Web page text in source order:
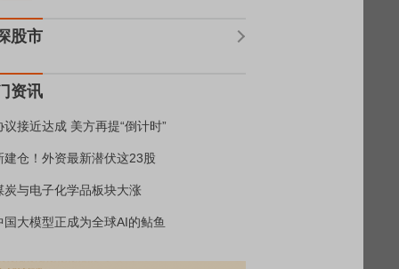
股市
资讯
议接近达成 美方再提“倒计时”
建仓！外资最新潜伏这23股
炭与电子化学品板块大涨
国大模型正成为全球AI的鲇鱼